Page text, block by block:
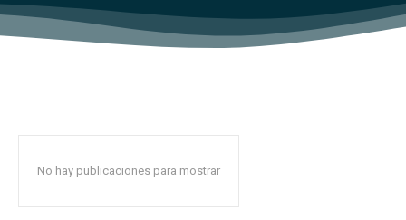
No hay publicaciones para mostrar